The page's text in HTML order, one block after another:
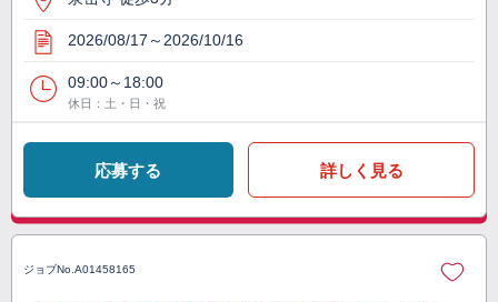
2026/08/17～2026/10/16
09:00～18:00
休日：土・日・祝
応募する 詳しく見る
ジョブNo. A01458165